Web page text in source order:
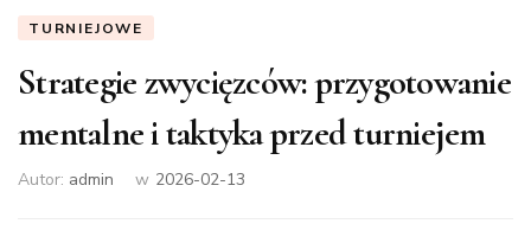
TURNIEJOWE
Strategie zwycięzców: przygotowanie
mentalne i taktyka przed turniejem
Autor: admin w 2026-02-13